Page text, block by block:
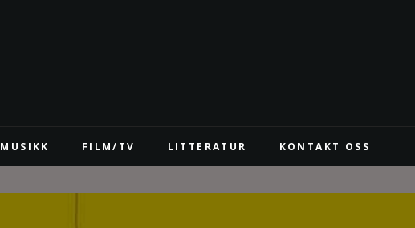
MUSIKK FILM/TV LITTERATUR KONTAKT OSS